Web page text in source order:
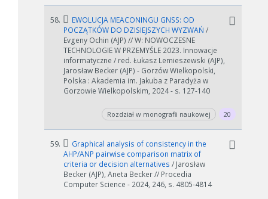
58.
EWOLUCJA MEACONINGU GNSS: OD
POCZĄTKÓW DO DZISIEJSZYCH WYZWAŃ /
Evgeny Ochin (AJP) // W: NOWOCZESNE
TECHNOLOGIE W PRZEMYŚLE 2023. Innowacje
informatyczne / red. Łukasz Lemieszewski (AJP),
Jarosław Becker (AJP) - Gorzów Wielkopolski,
Polska : Akademia im. Jakuba z Paradyża w
Gorzowie Wielkopolskim, 2024 - s. 127-140
Rozdział w monografii naukowej 20
59.
Graphical analysis of consistency in the
AHP/ANP pairwise comparison matrix of
criteria or decision alternatives / Jarosław
Becker (AJP), Aneta Becker // Procedia
Computer Science - 2024, 246, s. 4805-4814